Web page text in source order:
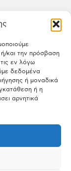
και την πρόσβαση
εν λόγω
δεδομένα
ή μοναδικά
ή η
αρνητικά